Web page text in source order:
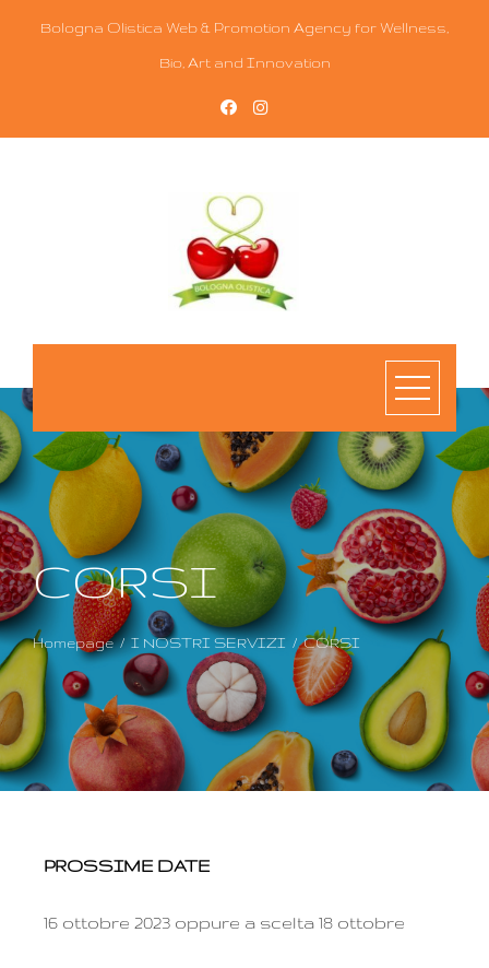
Bologna Olistica Web & Promotion Agency for Wellness,
Bio, Art and Innovation
CORSI
Homepage I NOSTRI SERVIZI CORSI
PROSSIME DATE
16 ottobre 2023 oppure a scelta 18 ottobre